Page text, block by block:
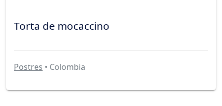
Torta de mocaccino
Postres • Colombia